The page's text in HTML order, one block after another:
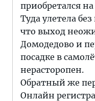
приобретался
Туда улетела
что выход
Домодедово и
посадке в
нерасторопен.
Обратный же
Онлайн